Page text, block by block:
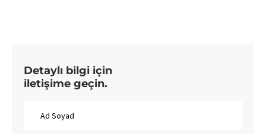
Detaylı bilgi için
iletişime geçin.